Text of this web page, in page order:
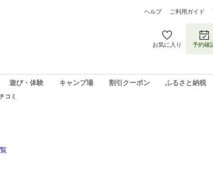
ヘルプ ご利用ガイド
お気に入り 予約確
遊び・体験 キャンプ場 割引クーポン ふるさと納税
コミ